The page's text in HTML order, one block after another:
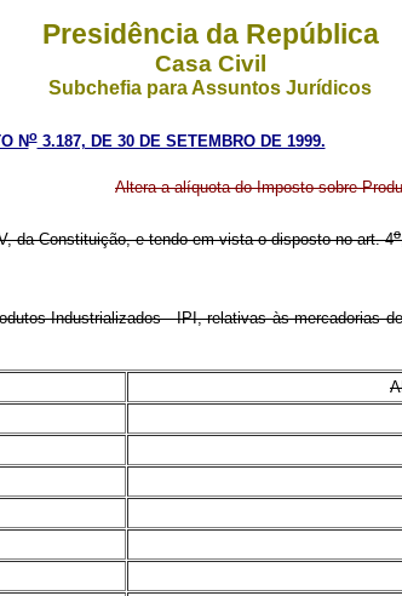
Presidência da República
Casa Civil
Subchefia para Assuntos Jurídicos
No3.187, DE 30 DE SETEMBRO DE 1999.
Altera a alíquota do Imposto sobre
da Constituição, e tendo em vista o disposto no art. 4o
Industrializados - IPI, relativas às mercadorias